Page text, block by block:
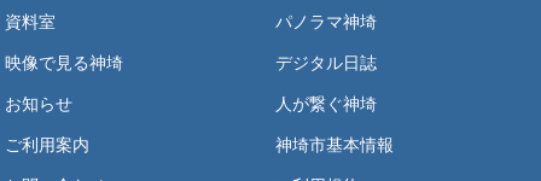
資料室 パノラマ神埼
映像で見る神埼 デジタル日誌
お知らせ 人が繋ぐ神埼
ご利用案内 神埼市基本情報